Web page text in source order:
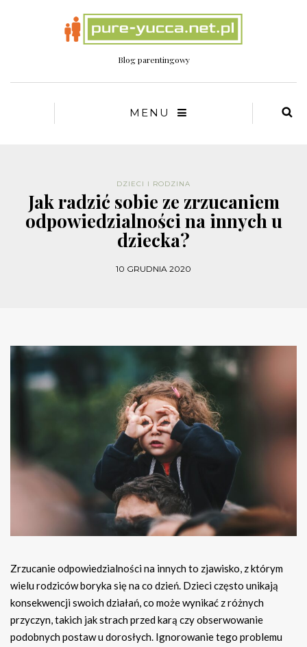
Blog parentingowy
MENU
DZIECI I RODZINA
Jak radzić sobie ze zrzucaniem
odpowiedzialności na innych u
dziecka?
10 GRUDNIA 2020
Zrzucanie odpowiedzialności na innych to zjawisko, z którym
wielu rodziców boryka się na co dzień. Dzieci często unikają
konsekwencji swoich działań, co może wynikać z różnych
przyczyn, takich jak strach przed karą czy obserwowanie
podobnych postaw u dorosłych. Ignorowanie tego problemu